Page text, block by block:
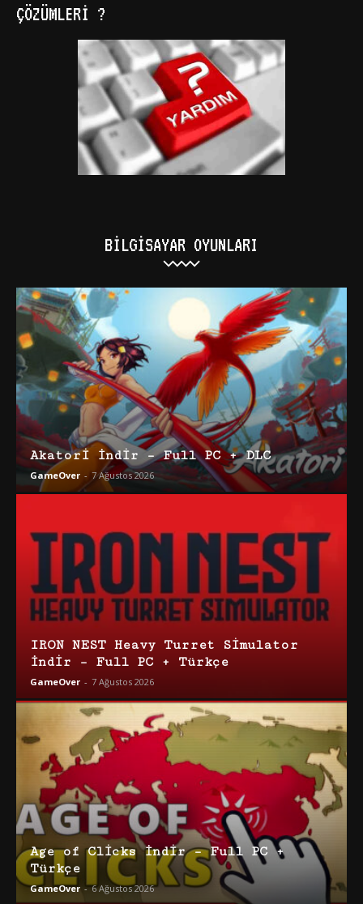
ÇÖZÜMLERI ?
BILGISAYAR OYUNLARI
Akatori İndir – Full PC + DLC
GameOver - 7 Ağustos 2026
IRON NEST Heavy Turret Simulator
İndir – Full PC + Türkçe
GameOver - 7 Ağustos 2026
Age of Clicks İndir – Full PC +
Türkçe
GameOver - 6 Ağustos 2026